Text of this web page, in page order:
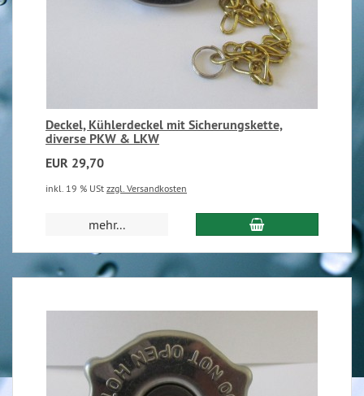
Deckel, Kühlerdeckel mit Sicherungskette,
diverse PKW & LKW
EUR 29,70
inkl. 19 % USt zzgl. Versandkosten
mehr...